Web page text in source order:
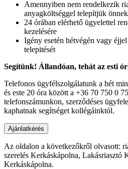
Amennyiben nem rendelkezik
anyagköltséggel telepítjük
24 órában elérhető ügyelettel
kezelésére
Igény esetén hétvégén vagy
telepitését
Segítünk! Állandóan, tehát az esti
Telefonos ügyfélszolgálatunk a hét
és este 20 óra között a +36 70 750 0
telefonszámunkon, szerződéses
kaphatnak segítséget kollégáinktól.
Az oldalon a következőkről olvasott:
szerelés Kerkáskápolna, Lakásriasztó
Kerkáskápolna.